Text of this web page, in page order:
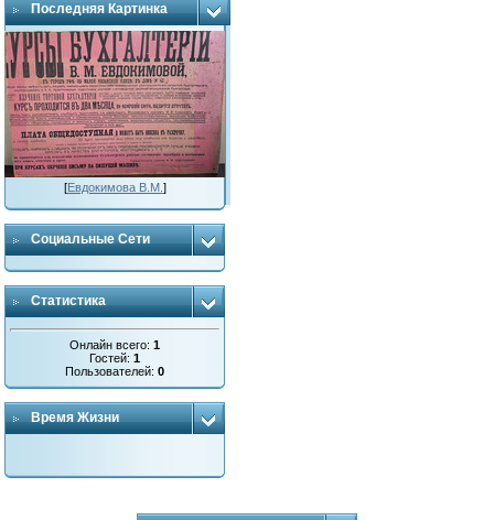
Последняя Картинка
[Евдокимова В.М. ]
Социальные Сети
Статистика
Онлайн всего:1
Гостей:1
Пользователей:0
Время Жизни